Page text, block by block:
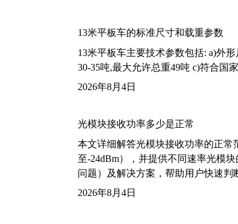
13米平板车的标准尺寸和载重参数
13米平板车主要技术参数包括: a)外
30-35吨,最大允许总重49吨 c)符合国
2026年8月4日
光模块接收功率多少是正常
本文详细解答光模块接收功率的正常
至-24dBm），并提供不同速率光模
问题）及解决方案，帮助用户快速判
2026年8月4日